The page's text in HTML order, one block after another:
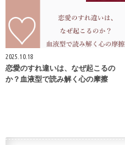
2025.10.18
恋愛のすれ違いは、なぜ起こるの
か？血液型で読み解く心の摩擦